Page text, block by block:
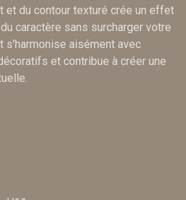
et du contour texturé crée un effet
caractère sans surcharger votre
s'harmonise aisément avec
et contribue à créer une